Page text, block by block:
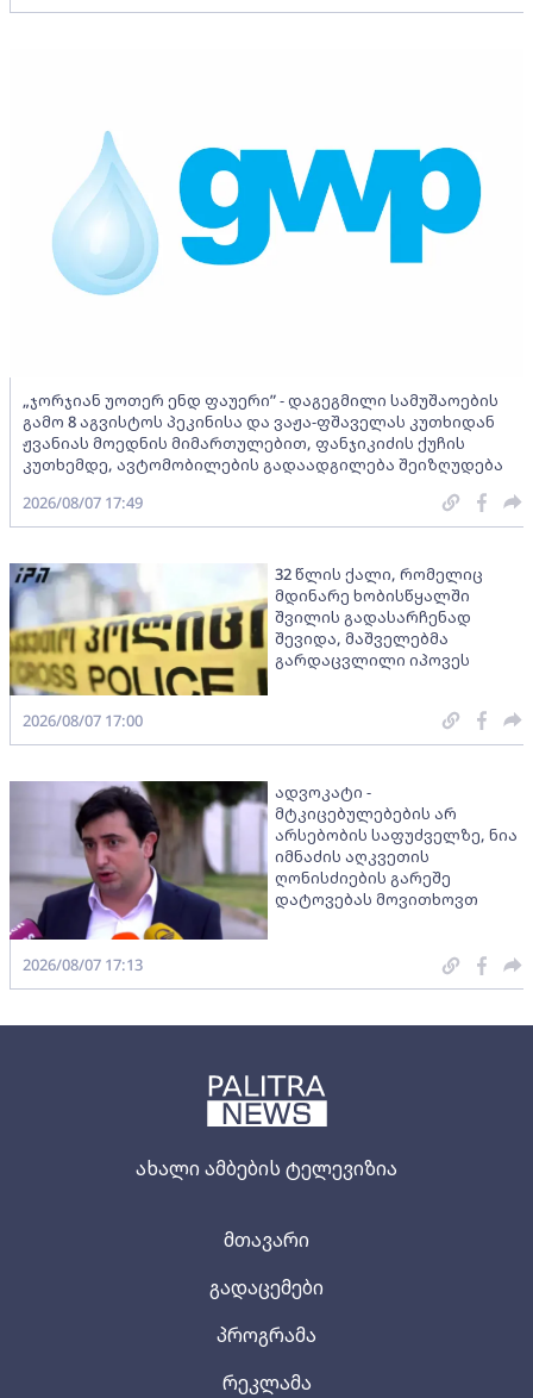
ახალი ამბების ტელევიზია
მთავარი
გადაცემები
პროგრამა
რეკლამა
„ჯორჯიან უოთერ ენდ ფაუერი” - დაგეგმილი სამუშაოების
გამო 8 აგვისტოს პეკინისა და ვაჟა-ფშაველას კუთხიდან
ჟვანიას მოედნის მიმართულებით, ფანჯიკიძის ქუჩის
კუთხემდე, ავტომობილების გადაადგილება შეიზღუდება
2026/08/07 17:49
32 წლის ქალი, რომელიც
მდინარე ხობისწყალში
შვილის გადასარჩენად
შევიდა, მაშველებმა
გარდაცვლილი იპოვეს
2026/08/07 17:00
ადვოკატი -
მტკიცებულებების არ
არსებობის საფუძველზე, ნია
იმნაძის აღკვეთის
ღონისძიების გარეშე
დატოვებას მოვითხოვთ
2026/08/07 17:13